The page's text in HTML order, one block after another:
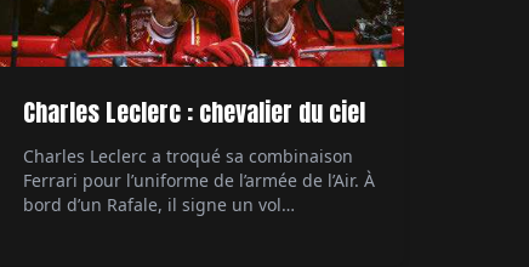
Charles Leclerc : chevalier du ciel
Charles Leclerc a troqué sa combinaison
Ferrari pour l’uniforme de l’armée de l’Air. À
bord d’un Rafale, il signe un vol